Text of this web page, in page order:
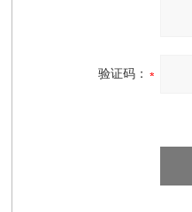
验证码：